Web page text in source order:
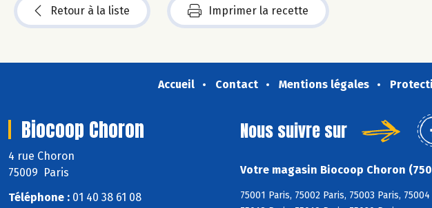
Retour à la liste Imprimer la recette
Accueil Contact Mentions légales
Biocoop Choron
4 rue Choron
75009 Paris
Téléphone : 01 40 38 61 08
Nous suivre sur
Votre magasin Biocoop Choron
75001 Paris, 75002 Paris, 75003 Paris,